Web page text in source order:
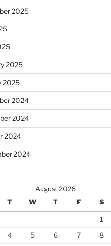
2025
2025
2025
2024
2024
2024
2024
August 2026
T W T F S
1
4 5 6 7 8